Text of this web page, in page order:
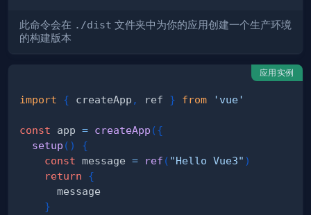
此命令会在 ./dist 文件夹中为你的应用创建一个生产环境
的构建版本
应用实例
import { createApp , ref } from 'vue'
const app = createApp ({
setup ( )
{
const message = ref ( "Hello Vue3" )
return
{
}